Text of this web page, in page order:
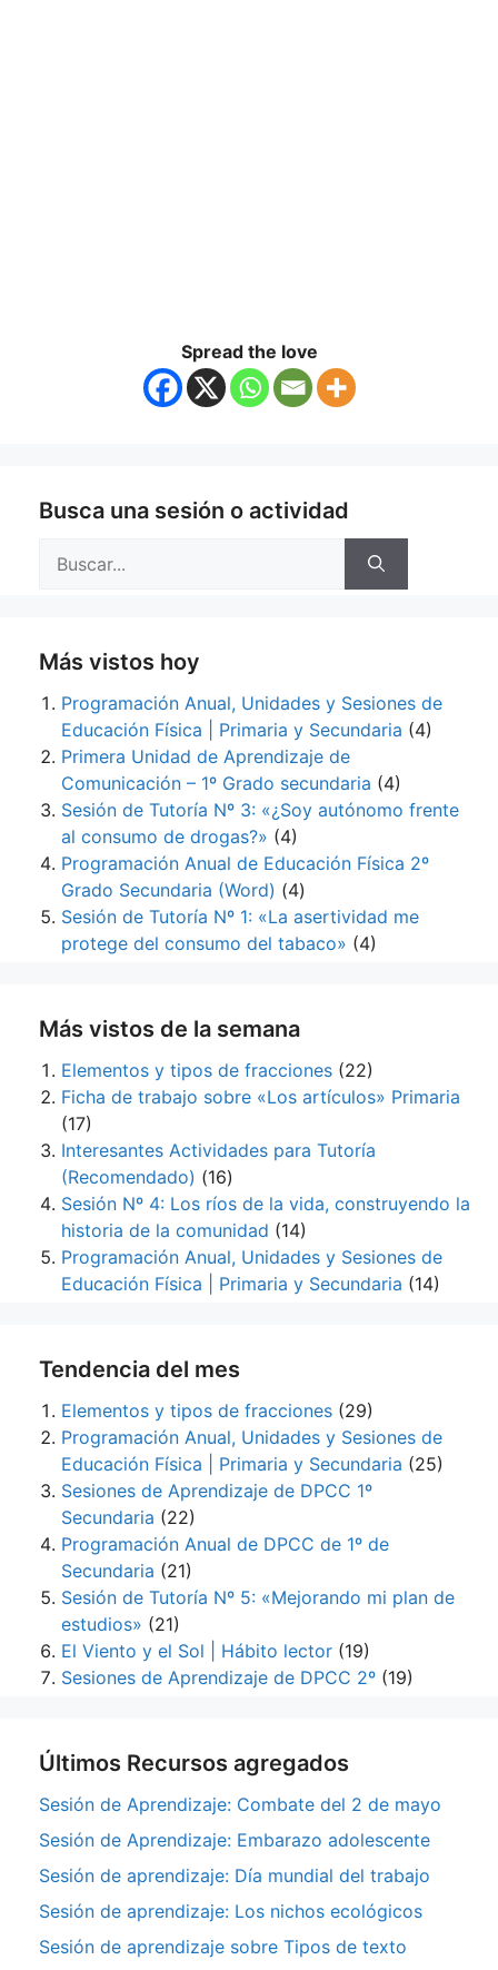
Spread the love
Busca una sesión o actividad
Más vistos hoy
Programación Anual, Unidades y Sesiones de
Educación Física | Primaria y Secundaria (4)
Primera Unidad de Aprendizaje de
Comunicación – 1º Grado secundaria (4)
Sesión de Tutoría Nº 3: «¿Soy autónomo frente
al consumo de drogas?» (4)
Programación Anual de Educación Física 2º
Grado Secundaria (Word) (4)
Sesión de Tutoría Nº 1: «La asertividad me
protege del consumo del tabaco» (4)
Más vistos de la semana
Elementos y tipos de fracciones (22)
Ficha de trabajo sobre «Los artículos» Primaria
(17)
Interesantes Actividades para Tutoría
(Recomendado) (16)
Sesión Nº 4: Los ríos de la vida, construyendo la
historia de la comunidad (14)
Programación Anual, Unidades y Sesiones de
Educación Física | Primaria y Secundaria (14)
Tendencia del mes
Elementos y tipos de fracciones (29)
Programación Anual, Unidades y Sesiones de
Educación Física | Primaria y Secundaria (25)
Sesiones de Aprendizaje de DPCC 1º
Secundaria (22)
Programación Anual de DPCC de 1º de
Secundaria (21)
Sesión de Tutoría Nº 5: «Mejorando mi plan de
estudios» (21)
El Viento y el Sol | Hábito lector (19)
Sesiones de Aprendizaje de DPCC 2º (19)
Últimos Recursos agregados
Sesión de Aprendizaje: Combate del 2 de mayo
Sesión de Aprendizaje: Embarazo adolescente
Sesión de aprendizaje: Día mundial del trabajo
Sesión de aprendizaje: Los nichos ecológicos
Sesión de aprendizaje sobre Tipos de texto